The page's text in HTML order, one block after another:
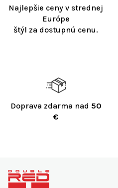
Najlepšie ceny v strednej
Európe
štýl za dostupnú cenu.
Doprava zdarma nad 50
€